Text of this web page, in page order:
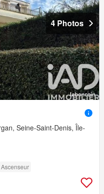
4 Photos
Seine-Saint-Denis, Île-
Ascenseur